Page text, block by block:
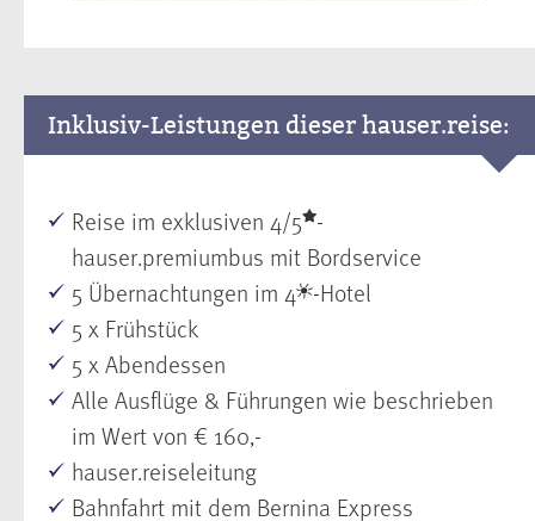
Inklusiv-Leistungen dieser hauser.reise:
Reise im exklusiven 4/5 -
hauser.premiumbus mit Bordservice
5 Übernachtungen im 4 -Hotel
5 x Frühstück
5 x Abendessen
Alle Ausflüge & Führungen wie beschrieben
im Wert von € 160,-
hauser.reiseleitung
Bahnfahrt mit dem Bernina Express